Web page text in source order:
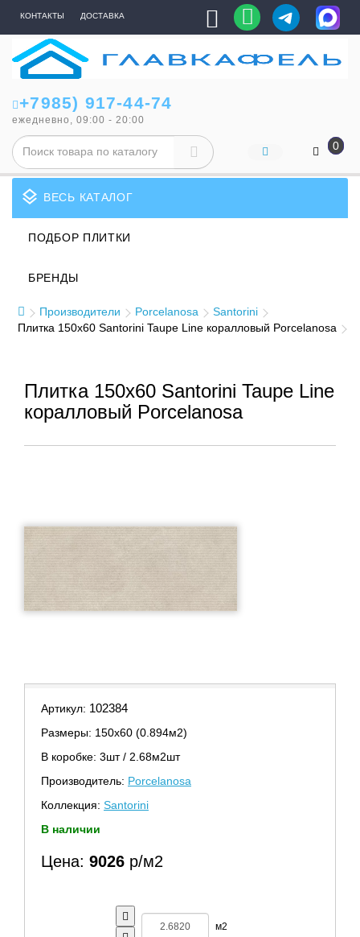
КОНТАКТЫ ДОСТАВКА
+7985) 917-44-74
ежедневно, 09:00 - 20:00
0
layers ВЕСЬ КАТАЛОГ
ПОДБОР ПЛИТКИ
БРЕНДЫ
Производители Porcelanosa
Santorini
Плитка 150x60 Santorini Taupe Line коралловый Porcelanosa
Плитка 150x60 Santorini Taupe Line
коралловый Porcelanosa
Артикул: 102384
Размеры: 150х60 (0.894м2)
В коробке: 3шт / 2.68м2шт
Производитель: Porcelanosa
Коллекция: Santorini
В наличии
Цена: 9026 р/м2
м2